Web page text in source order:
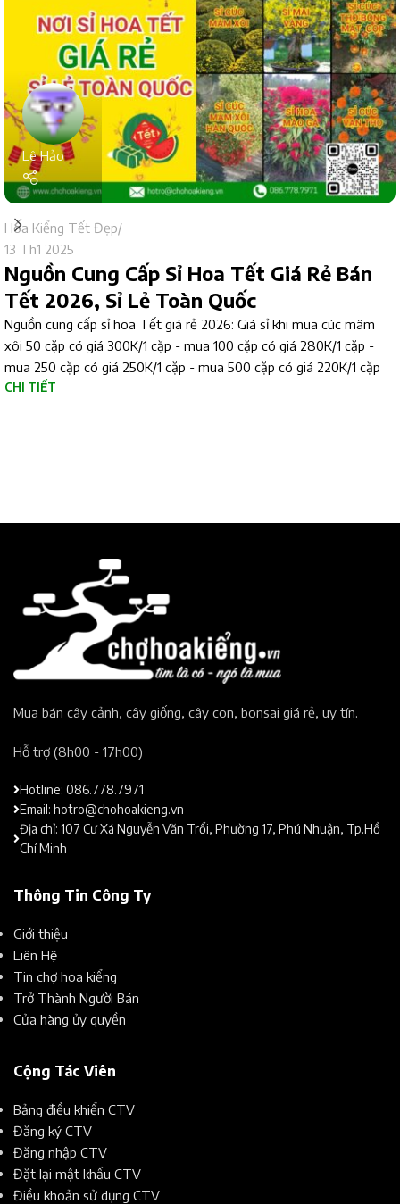
Lê Hảo
Hoa Kiểng Tết Đẹp
13 Th1 2025
Nguồn Cung Cấp Sỉ Hoa Tết Giá Rẻ Bán
Tết 2026, Sỉ Lẻ Toàn Quốc
Nguồn cung cấp sỉ hoa Tết giá rẻ 2026: Giá sỉ khi mua cúc mâm
xôi 50 cặp có giá 300K/1 cặp - mua 100 cặp có giá 280K/1 cặp -
mua 250 cặp có giá 250K/1 cặp - mua 500 cặp có giá 220K/1 cặp
CHI TIẾT
Mua bán cây cảnh, cây giống, cây con, bonsai giá rẻ, uy tín.​
Hỗ trợ (8h00 - 17h00)​
Hotline: 086.778.7971
Email: hotro@chohoakieng.vn
Địa chỉ: 107 Cư Xá Nguyễn Văn Trổi, Phường 17, Phú Nhuận, Tp.Hồ
Chí Minh
Thông Tin Công Ty
Giới thiệu
Liên Hệ
Tin chợ hoa kiểng
Trở Thành Người Bán
Cửa hàng ủy quyền
Cộng Tác Viên
Bảng điều khiển CTV
Đăng ký CTV
Đăng nhập CTV
Đặt lại mật khẩu CTV
Điều khoản sử dụng CTV